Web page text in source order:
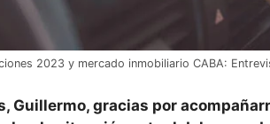
2023 y mercado inmobiliario CABA:
Guillermo, gracias por